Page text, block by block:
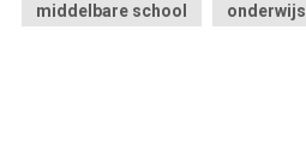
middelbare school onderwijs